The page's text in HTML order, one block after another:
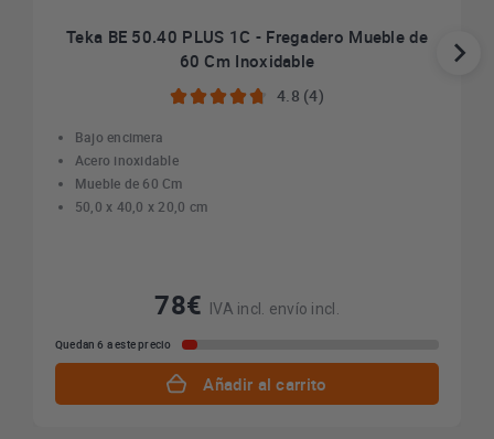
Teka BE 50.40 PLUS 1C - Fregadero Mueble de
60 Cm Inoxidable
4.8 (4)
Bajo encimera
Acero inoxidable
Mueble de 60 Cm
50,0 x 40,0 x 20,0 cm
78€ IVA incl. envío incl.
Quedan 6 a este precio
Añadir al carrito